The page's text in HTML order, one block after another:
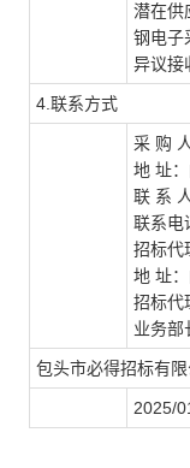
潜在供
钢电子
异议接
4.联系方式
采 购
地 址
联 系
联系电
招标代
地 址
招标代
业务部
包头市必得招标有限
2025/